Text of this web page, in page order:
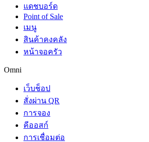
แดชบอร์ด
Point of Sale
เมนู
สินค้าคงคลัง
หน้าจอครัว
Omni
เว็บช็อป
สั่งผ่าน QR
การจอง
คีออสก์
การเชื่อมต่อ